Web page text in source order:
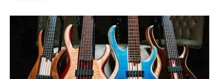
INVESTIGACIÓN
MUSICAL